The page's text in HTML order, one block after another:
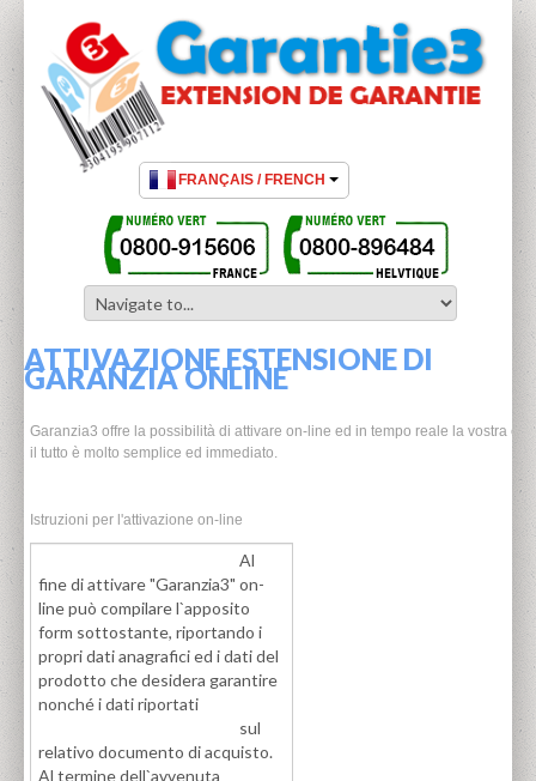
ATTIVAZIONE ESTENSIONE DI
GARANZIA ONLINE
Garanzia3 offre la possibilità di attivare on-line ed in tempo reale la vostra
il tutto è molto semplice ed immediato.
Istruzioni per l'attivazione on-line